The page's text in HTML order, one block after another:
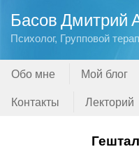
Басов Дмитрий
Психолог, Групповой
Обо мне Мой блог
Контакты
Лекторий